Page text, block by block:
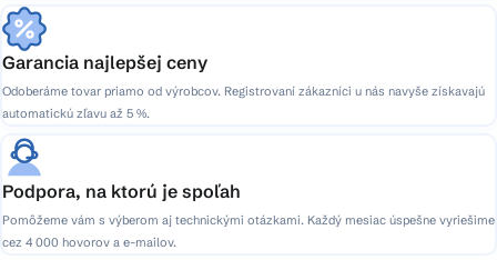
Garancia najlepšej ceny
Odoberáme tovar priamo od výrobcov. Registrovaní zákazníci u nás navyše získavajú
automatickú zľavu až 5 %.
Podpora, na ktorú je spoľah
Pomôžeme vám s výberom aj technickými otázkami. Každý mesiac úspešne vyriešime
cez 4 000 hovorov a e-mailov.